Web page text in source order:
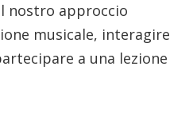
nostro approccio
musicale, interagire
a una lezione